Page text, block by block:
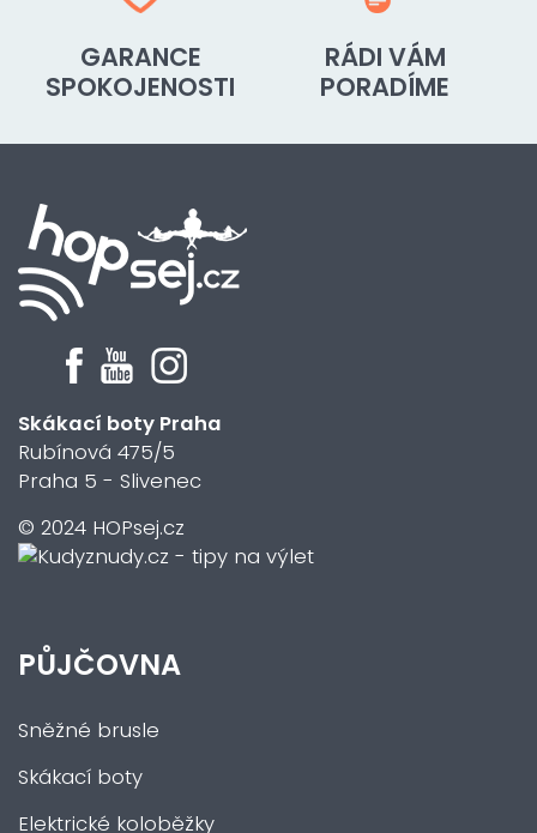
GARANCE
SPOKOJENOSTI
RÁDI VÁM
PORADÍME
Skákací boty Praha
Rubínová 475/5
Praha 5 - Slivenec
© 2024 HOPsej.cz
PŮJČOVNA
Sněžné brusle
Skákací boty
Elektrické koloběžky